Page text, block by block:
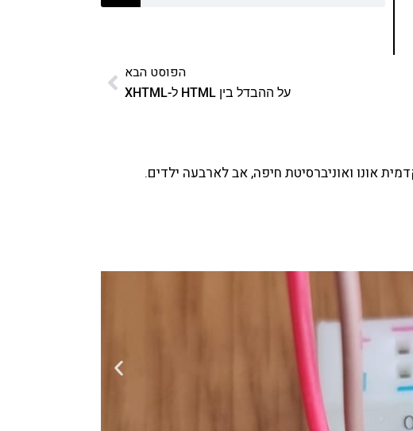
הפוסט הבא
על ההבדל בין HTML ל-XHTML
אונו ואוניברסיטת חיפה, אב לארבעה ילדים.